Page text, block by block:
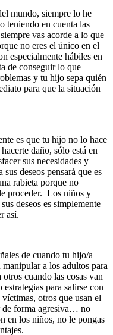
mundo, siempre lo he
teniendo en cuenta las
vas acorde a lo que
no eres el único en el
especialmente hábiles en
de conseguir lo que
y tu hijo sepa quién
para que la situación
es que tu hijo no lo hace
daño, sólo está en
sus necesidades y
deseos pensará que es
rabieta porque no
proceder. Los niños y
deseos es simplemente
así.
de cuando tu hijo/a
a los adultos para
cuando las cosas van
para salirse con
otros que usan el
de forma agresiva… no
en los niños, no le pongas